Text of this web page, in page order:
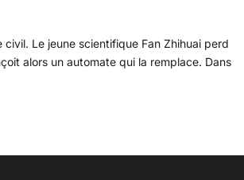
Le jeune scientifique Fan Zhihuai perd
alors un automate qui la remplace. Dans